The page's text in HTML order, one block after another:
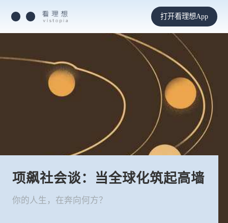
打开看理想App
项飙社会谈：当全球化筑起高墙
你的人生，在奔向何方？